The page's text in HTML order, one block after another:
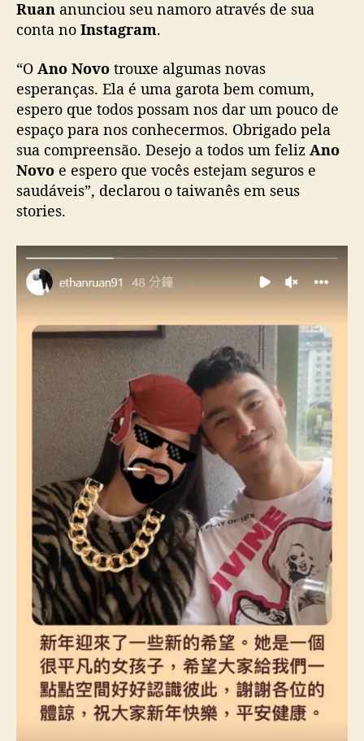
r
a
n
o
a
Ruan anunciou seu namoro através de sua
conta no Instagram.
“O Ano Novo trouxe algumas novas
esperanças. Ela é uma garota bem comum,
espero que todos possam nos dar um pouco de
espaço para nos conhecermos. Obrigado pela
sua compreensão. Desejo a todos um feliz Ano
Novo e espero que vocês estejam seguros e
saudáveis”, declarou o taiwanês em seus
stories.